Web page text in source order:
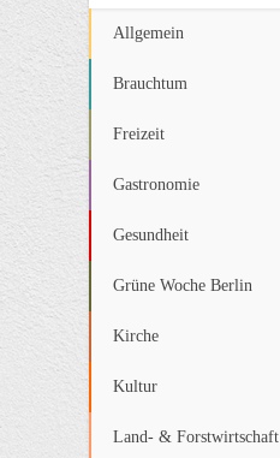
Allgemein
Brauchtum
Freizeit
Gastronomie
Gesundheit
Grüne Woche Berlin
Kirche
Kultur
Land- & Forstwirtschaft